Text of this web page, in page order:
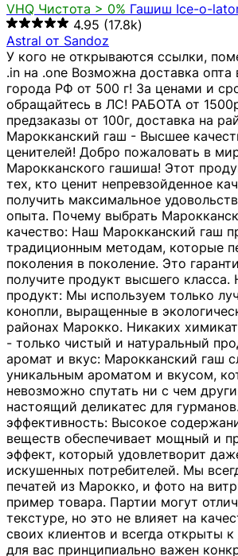
VHQ Чистота > 0% Гашиш Ice-o-
4.95 (17.8k)
Astral от Sandoz
У кого не открываются ссылки,
.in на .one Возможна доставка опта
города РФ от 500 г! За ценами и
обращайтесь в ЛС! РАБОТА от
предзаказы от 100г, доставка на
Марокканский гаш - Высшее
ценителей! Добро пожаловать в
Марокканского гашиша! Этот
тех, кто ценит непревзойденное
получить максимальное
опыта. Почему выбрать
качество: Наш Марокканский гаш
традиционным методам, которые
поколения в поколение. Это
получите продукт высшего класса.
продукт: Мы используем только
конопли, выращенные в
районах Марокко. Никаких
- только чистый и натуральный
аромат и вкус: Марокканский гаш
уникальным ароматом и вкусом,
невозможно спутать ни с чем
настоящий деликатес для
эффективность: Высокое
веществ обеспечивает мощный и
эффект, который удовлетворит
искушенных потребителей. Мы
печатей из Марокко, и фото на
пример товара. Партии могут
текстуре, но это не влияет на
своих клиентов и всегда открыты к
для вас принципиально важен